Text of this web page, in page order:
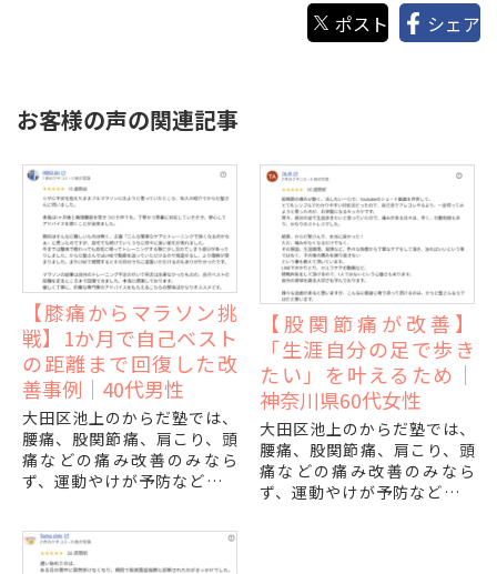
ポスト シェア
お客様の声の関連記事
【膝痛からマラソン挑
戦】1か月で自己ベスト
の距離まで回復した改
善事例｜40代男性
大田区池上のからだ塾では、
腰痛、股関節痛、肩こり、頭
痛などの痛み改善のみなら
ず、運動やけが予防などパフ
っております。
【股関節痛が改善】
「生涯自分の足で歩き
たい」を叶えるため｜
神奈川県60代女性
大田区池上のからだ塾では、
腰痛、股関節痛、肩こり、頭
痛などの痛み改善のみなら
ず、運動やけが予防などパフ